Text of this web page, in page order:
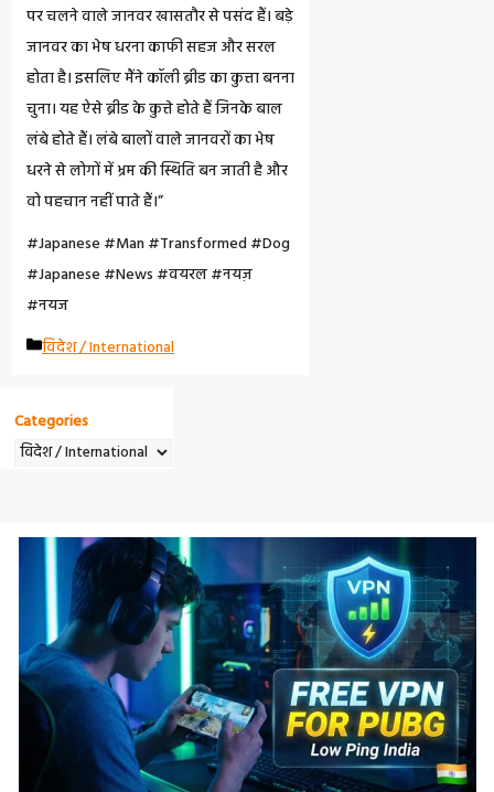
पर चलने वाले जानवर खासतौर से पसंद हैं। बड़े
जानवर का भेष धरना काफी सहज और सरल
होता है। इसलिए मैंने कॉली ब्रीड का कुत्ता बनना
चुना। यह ऐसे ब्रीड के कुत्ते होते हैं जिनके बाल
लंबे होते हैं। लंबे बालों वाले जानवरों का भेष
धरने से लोगों में भ्रम की स्थिति बन जाती है और
वो पहचान नहीं पाते हैं।”
#japanese #man #transformed #dog
#japanese #news #वयरल #नयज़
#नयज
C
R
विदेश / International
Categories